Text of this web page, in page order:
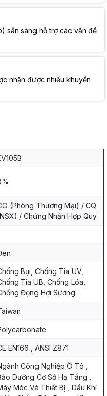
sẵn sàng hỗ trợ các vấn đề
nhận được nhiều khuyến
(Phòng Thương Mại) / CQ
/ Chứng Nhận Hợp Quy
Bụi, Chống Tia UV,
Tia UB, Chống Lóa,
Đọng Hơi Sương
EN166 , ANSI Z87.1
Công Nghiệp Ô Tô ,
Dưỡng Cơ Sở Hạ Tầng ,
Móc Và Thiết Bị , Dầu Khí